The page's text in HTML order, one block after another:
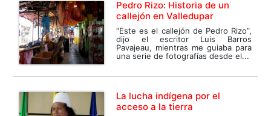
Pedro Rizo: Historia de un
callejón en Valledupar
“Este es el callejón de Pedro Rizo”,
dijo el escritor Luis Barros
Pavajeau, mientras me guiaba para
una serie de fotografías desde el...
La lucha indígena por el
acceso a la tierra